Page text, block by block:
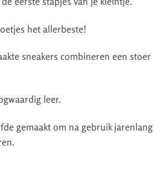
het allerbeste!
sneakers combineren een stoer
leer.
gemaakt om na gebruik jarenlang